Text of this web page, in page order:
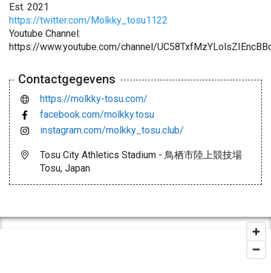
Est. 2021
https://twitter.com/Molkky_tosu1122
Youtube Channel:
https://www.youtube.com/channel/
Contactgegevens
https://molkky-tosu.com/
facebook.com/molkky.tosu
instagram.com/molkky_tosu.club/
Tosu City Athletics Stadium - 鳥栖市陸上競技場
Tosu, Japan